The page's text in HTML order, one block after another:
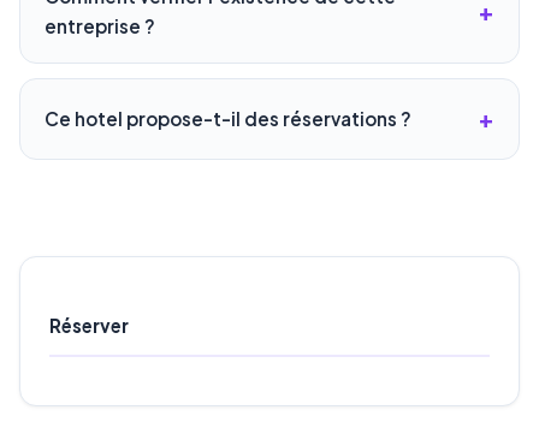
entreprise ?
Ce hotel propose-t-il des réservations ?
Réserver